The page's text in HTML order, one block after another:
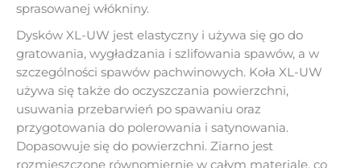
sprasowanej włókniny.
Dysków XL-UW jest elastyczny i używa się go do
gratowania, wygładzania i szlifowania spawów, a w
szczególności spawów pachwinowych. Koła XL-UW
używa się także do oczyszczania powierzchni,
usuwania przebarwień po spawaniu oraz
przygotowania do polerowania i satynowania.
Dopasowuje się do powierzchni. Ziarno jest
rozmieszczone równomiernie w całym materiale, co